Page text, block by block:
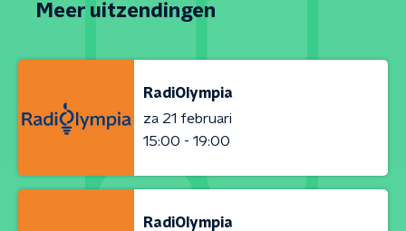
Meer uitzendingen
RadiOlympia
za 21 februari
15:00 - 19:00
RadiOlympia